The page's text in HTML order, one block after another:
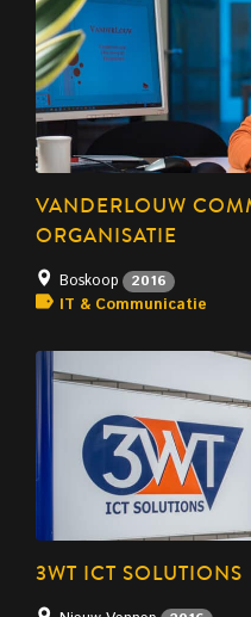
VANDERLOUW
ORGANISATIE
Boskoop 2016
IT & Communicatie
3WT ICT SOLUTIONS